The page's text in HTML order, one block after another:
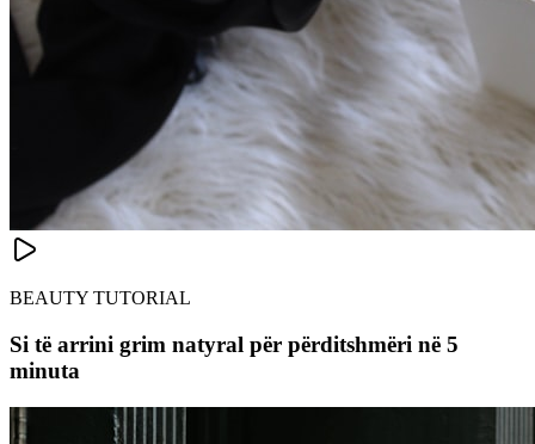
BEAUTY TUTORIAL
Si të arrini grim natyral për përditshmëri në 5
minuta